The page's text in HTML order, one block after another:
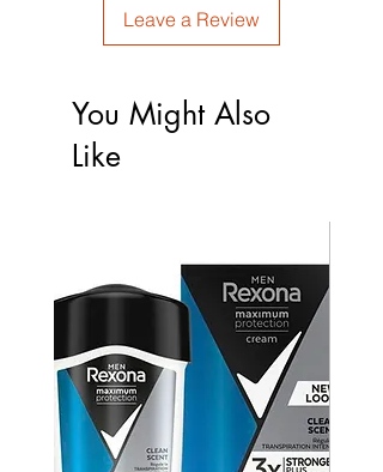
Leave a Review
You Might Also
Like